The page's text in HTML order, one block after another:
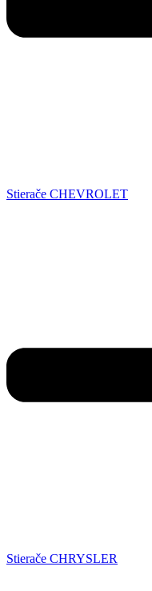
Stierače CHEVROLET
Stierače CHRYSLER